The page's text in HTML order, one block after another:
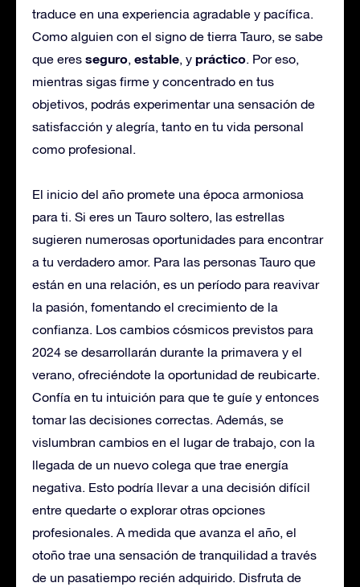
traduce en una experiencia agradable y pacífica.
Como alguien con el signo de tierra Tauro, se sabe
que eres seguro, estable, y práctico. Por eso,
mientras sigas firme y concentrado en tus
objetivos, podrás experimentar una sensación de
satisfacción y alegría, tanto en tu vida personal
como profesional.
El inicio del año promete una época armoniosa
para ti. Si eres un Tauro soltero, las estrellas
sugieren numerosas oportunidades para encontrar
a tu verdadero amor. Para las personas Tauro que
están en una relación, es un período para reavivar
la pasión, fomentando el crecimiento de la
confianza. Los cambios cósmicos previstos para
2024 se desarrollarán durante la primavera y el
verano, ofreciéndote la oportunidad de reubicarte.
Confía en tu intuición para que te guíe y entonces
tomar las decisiones correctas. Además, se
vislumbran cambios en el lugar de trabajo, con la
llegada de un nuevo colega que trae energía
negativa. Esto podría llevar a una decisión difícil
entre quedarte o explorar otras opciones
profesionales. A medida que avanza el año, el
otoño trae una sensación de tranquilidad a través
de un pasatiempo recién adquirido. Disfruta de